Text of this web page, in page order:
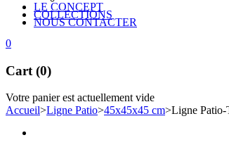
LE CONCEPT
COLLECTIONS
NOUS CONTACTER
0
Cart (0)
Votre panier est actuellement vide
Accueil>Ligne Patio>45x45x45 cm>Ligne Patio-